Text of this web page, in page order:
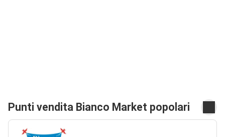
Punti vendita Bianco Market popolari